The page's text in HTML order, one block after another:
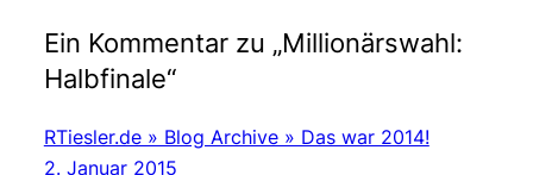
Ein Kommentar zu „Millionärswahl:
Halbfinale“
RTiesler.de » Blog Archive » Das war 2014!
2. Januar 2015